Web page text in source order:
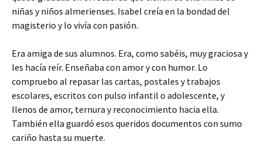
niñas y niños almerienses. Isabel creía en la bondad del
magisterio y lo vivía con pasión.
Era amiga de sus alumnos. Era, como sabéis, muy graciosa y
les hacía reír. Enseñaba con amor y con humor. Lo
compruebo al repasar las cartas, postales y trabajos
escolares, escritos con pulso infantil o adolescente, y
llenos de amor, ternura y reconocimiento hacia ella.
También ella guardó esos queridos documentos con sumo
cariño hasta su muerte.